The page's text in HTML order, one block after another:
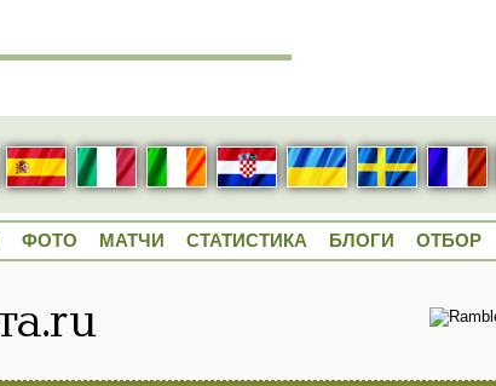
ФОТО МАТЧИ СТАТИСТИКА БЛОГИ ОТБОР